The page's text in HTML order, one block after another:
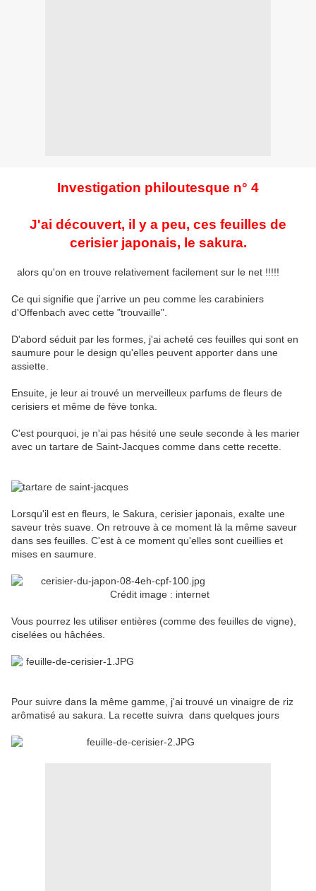
Investigation philoutesque n° 4
J'ai découvert, il y a peu, ces feuilles de
cerisier japonais, le sakura.
alors qu'on en trouve relativement facilement sur le net !!!!!
Ce qui signifie que j'arrive un peu comme les carabiniers
d'Offenbach avec cette "trouvaille".
D'abord séduit par les formes, j'ai acheté ces feuilles qui sont en
saumure pour le design qu'elles peuvent apporter dans une
assiette.
Ensuite, je leur ai trouvé un merveilleux parfums de fleurs de
cerisiers et même de fève tonka.
C'est pourquoi, je n'ai pas hésité une seule seconde à les marier
avec un tartare de Saint-Jacques comme dans cette recette.
Lorsqu'il est en fleurs, le Sakura, cerisier japonais, exalte une
saveur très suave. On retrouve à ce moment là la même saveur
dans ses feuilles. C'est à ce moment qu'elles sont cueillies et
mises en saumure.
Crédit image : internet
Vous pourrez les utiliser entières (comme des feuilles de vigne),
ciselées ou hâchées.
Pour suivre dans la même gamme, j'ai trouvé un vinaigre de riz
arômatisé au sakura. La recette suivra dans quelques jours